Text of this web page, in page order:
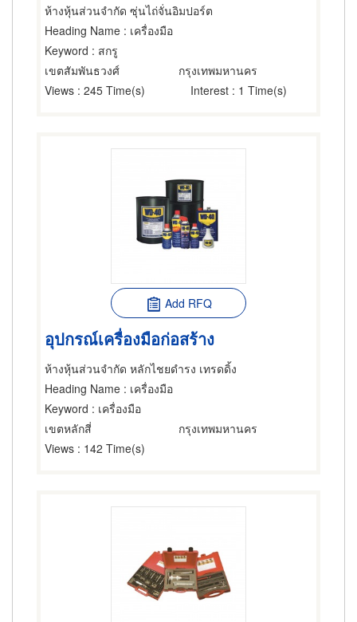
ห้างหุ้นส่วนจำกัด ซุ่นไถ่จั่นอิมปอร์ต
Heading Name : เครื่องมือ
Keyword : สกรู
เขตสัมพันธวงศ์
กรุงเทพมหานคร
Views : 245 Time(s) Interest : 1 Time(s)
Add RFQ
อุปกรณ์เครื่องมือก่อสร้าง
ห้างหุ้นส่วนจำกัด หลักไชยดำรง เทรดดิ้ง
Heading Name : เครื่องมือ
Keyword : เครื่องมือ
เขตหลักสี่
กรุงเทพมหานคร
Views : 142 Time(s)